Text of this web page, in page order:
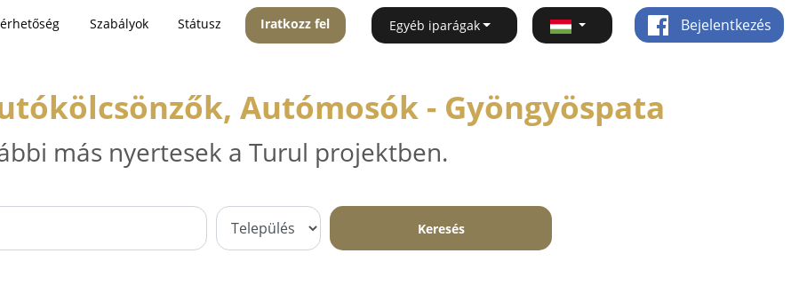
Szabályok Státusz Iratkozz fel Egyéb iparágak Bejelentkezés
Autómosók - Gyöngyöspata
más nyertesek a Turul projektben.
Keresés